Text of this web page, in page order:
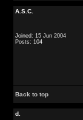
A.S.C.
Joined: 15 Jun 2004
Posts: 104
Back to top
d.